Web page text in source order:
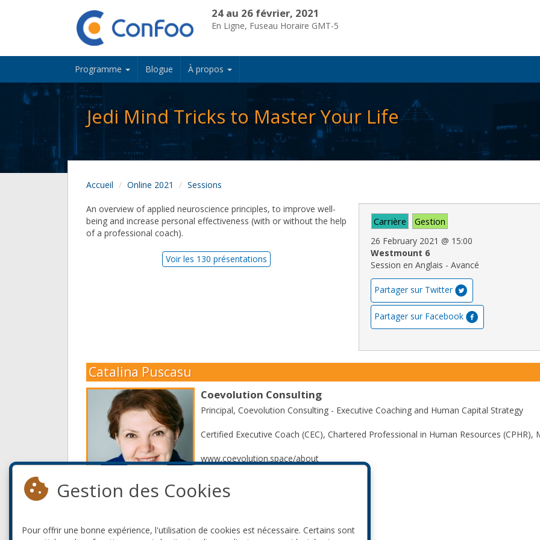
24 au 26 février, 2021
En Ligne, Fuseau Horaire GMT-5
Programme Blogue À propos
Jedi Mind Tricks to Master Your Life
Accueil Online 2021 Sessions
Carrière Gestion
26 February 2021 @ 15:00
Westmount 6
Session en Anglais - Avancé
Partager sur Twitter
Partager sur Facebook
An overview of applied neuroscience principles, to improve well-
being and increase personal effectiveness (with or without the help
of a professional coach).
Voir les 130 présentations
Catalina Puscasu
Coevolution Consulting
Principal, Coevolution Consulting - Executive Coaching and Human Capital Strategy
Certified Executive Coach (CEC), Chartered Professional in Human Resources (CPHR),
www.coevolution.space/about
Read More
Gestion des Cookies
Pour offrir une bonne expérience, l'utilisation de cookies est nécessaire. Certains sont